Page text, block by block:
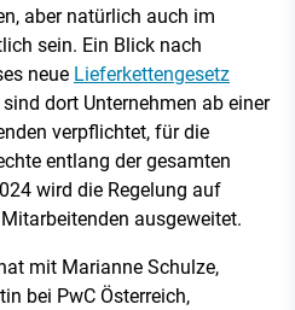
aber natürlich auch im
sein. Ein Blick nach
neue Lieferkettengesetz
dort Unternehmen ab einer
verpflichtet, für die
entlang der gesamten
wird die Regelung auf
ausgeweitet.
mit Marianne Schulze,
bei PwC Österreich,